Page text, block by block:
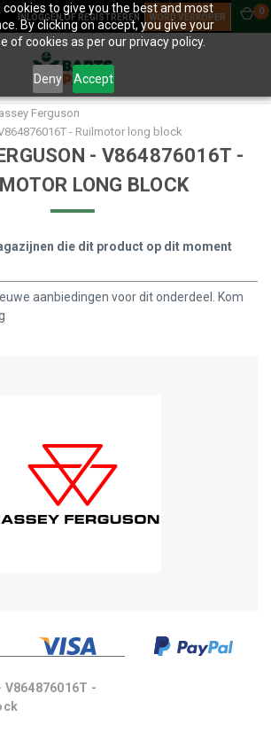
to give you the best and most
By clicking on accept, you give your
of cookies as per our privacy policy.
Deny Accept
INLOGGEN OF REGISTREREN WORD VERKOPER
0
Ferguson
- Ruilmotor long block
- V864876016T -
LONG BLOCK
die dit product op dit moment
aanbiedingen voor dit onderdeel. Kom
-